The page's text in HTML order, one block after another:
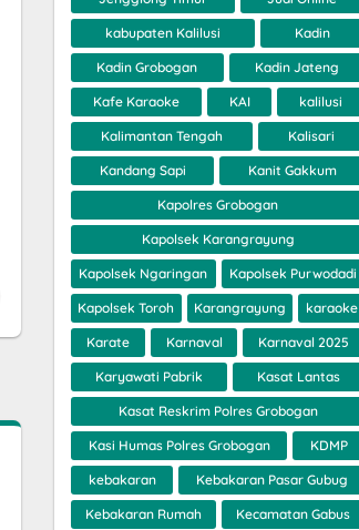
kabupaten Kalilusi Kadin
Kadin Grobogan Kadin Jateng
Kafe Karaoke KAI kalilusi
Kalimantan Tengah Kalisari
Kandang Sapi Kanit Gakkum
Kapolres Grobogan
Kapolsek Karangrayung
Kapolsek Ngaringan Kapolsek Purwodadi
Kapolsek Toroh Karangrayung karaoke
Karate Karnaval Karnaval 2025
Karyawati Pabrik Kasat Lantas
Kasat Reskrim Polres Grobogan
Kasi Humas Polres Grobogan KDMP
kebakaran Kebakaran Pasar Gubug
Kebakaran Rumah Kecamatan Gabus